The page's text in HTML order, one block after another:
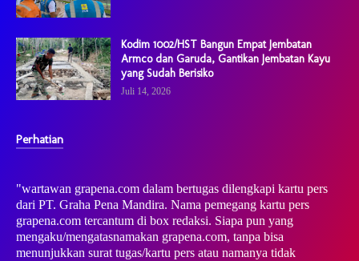
Kodim 1002/HST Bangun Empat Jembatan
Armco dan Garuda, Gantikan Jembatan Kayu
yang Sudah Berisiko
Juli 14, 2026
Perhatian
"wartawan grapena.com dalam bertugas dilengkapi kartu pers
dari PT. Graha Pena Mandira. Nama pemegang kartu pers
grapena.com tercantum di box redaksi. Siapa pun yang
mengaku/mengatasnamakan grapena.com, tanpa bisa
menunjukkan surat tugas/kartu pers atau namanya tidak